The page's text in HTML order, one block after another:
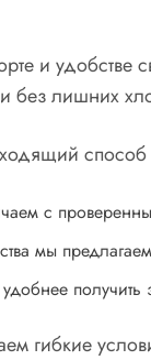
и
без лишних
способ
с
мы
гибкие